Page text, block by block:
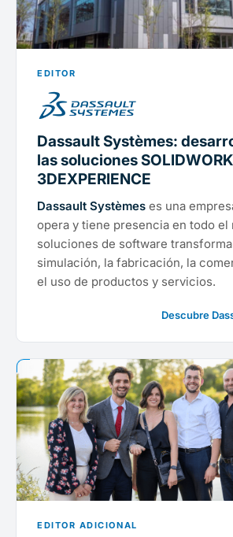
EDITOR
Dassault Systèmes:
las soluciones
3DEXPERIENCE
Dassault Systèmes es una
opera y tiene presencia en todo el
soluciones de software
simulación, la fabricación, la
el uso de productos y servicios.
Descubre
EDITOR ADICIONAL